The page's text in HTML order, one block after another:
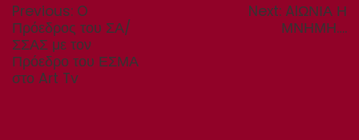
Previous: Previous
post:
O
Πρόεδρος του ΣΑ/
ΣΣΑΣ με τον
Πρόεδρο του ΕΣΜΑ
στο Art Tv
Next: Next
post:
AIΩΝΙΑ Η
ΜΝΗΜΗ….